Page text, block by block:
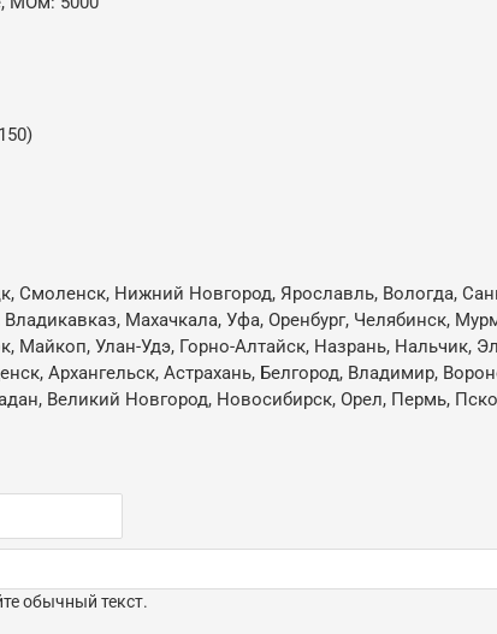
Смоленск, Нижний Новгород, Ярославль, Вологда,
Махачкала, Уфа, Оренбург, Челябинск,
Майкоп, Улан-Удэ, Горно-Алтайск, Назрань, Нальчик,
Архангельск, Астрахань, Белгород, Владимир,
Великий Новгород, Новосибирск, Орел, Пермь,
обычный текст.